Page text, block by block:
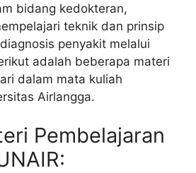
bidang kedokteran,
teknik dan prinsip
penyakit melalui
adalah beberapa materi
dalam mata kuliah
Airlangga.
Pembelajaran